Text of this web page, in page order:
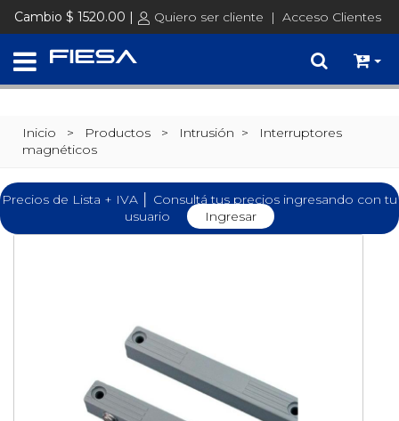
Cambio $ 1520.00 | Quiero ser cliente | Acceso Clientes
Inicio > Productos > Intrusión >
Interruptores
magnéticos
Precios de Lista + IVA │ Consultá tus precios ingresando con tu
usuario
Ingresar